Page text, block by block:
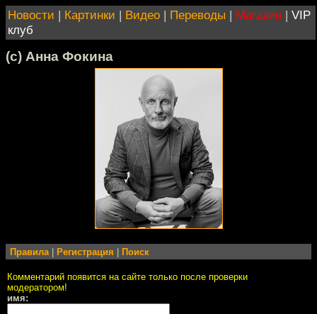
Новости | Картинки | Видео | Переводы | Магазин | VIP
клуб
(с) Анна Фокина
Правила Регистрация Поиск
Комментарий появится на сайте только после проверки
модератором!
имя: